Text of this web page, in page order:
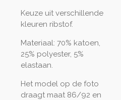
Keuze uit verschillende
kleuren ribstof.
Materiaal: 70% katoen,
25% polyester, 5%
elastaan.
Het model op de foto
draagt maat 86/92 en